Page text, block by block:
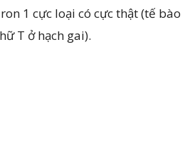
1 cực loại có cực thật (tế bào
T ở hạch gai).